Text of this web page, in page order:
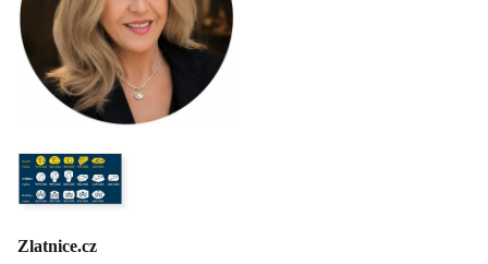
Zlatnice.cz